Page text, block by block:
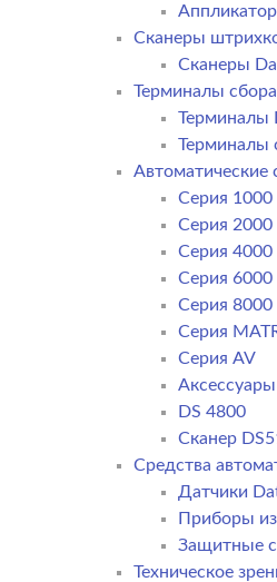
Сканеры
Сканеры
Терминалы
Терминалы
Терминалы
Автоматические
Серия 1000
Серия 2000
Серия 4000
Серия 6000
Серия 8000
Серия
Серия AV
DS 4800
Сканер
Средства
Датчики
Приборы
Защитные
Техническое